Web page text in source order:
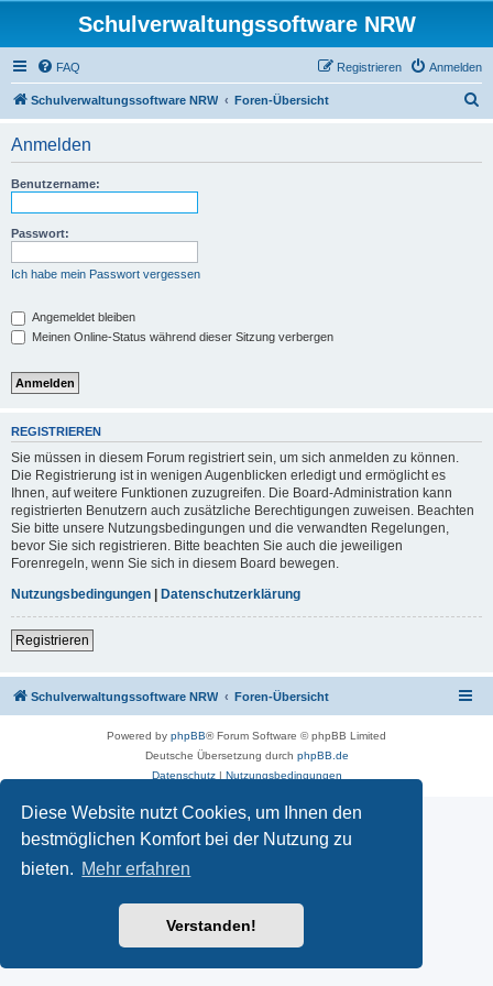
Diese Website nutzt Cookies, um Ihnen den
bestmöglichen Komfort bei der Nutzung zu
bieten. Mehr erfahren
Verstanden!
Schulverwaltungssoftware NRW
FAQ Anmelden
Registrieren
Schulverwaltungssoftware NRW Foren-Übersicht
Anmelden
Benutzername:
Passwort:
Ich habe mein Passwort vergessen
Angemeldet bleiben
Meinen Online-Status während dieser Sitzung verbergen
REGISTRIEREN
Sie müssen in diesem Forum registriert sein, um sich anmelden zu können.
Die Registrierung ist in wenigen Augenblicken erledigt und ermöglicht es
Ihnen, auf weitere Funktionen zuzugreifen. Die Board-Administration kann
registrierten Benutzern auch zusätzliche Berechtigungen zuweisen. Beachten
Sie bitte unsere Nutzungsbedingungen und die verwandten Regelungen,
bevor Sie sich registrieren. Bitte beachten Sie auch die jeweiligen
Forenregeln, wenn Sie sich in diesem Board bewegen.
Nutzungsbedingungen | Datenschutzerklärung
Registrieren
Schulverwaltungssoftware NRW Foren-Übersicht
Powered by phpBB® Forum Software © phpBB Limited
Deutsche Übersetzung durch phpBB.de
Datenschutz| Nutzungsbedingungen